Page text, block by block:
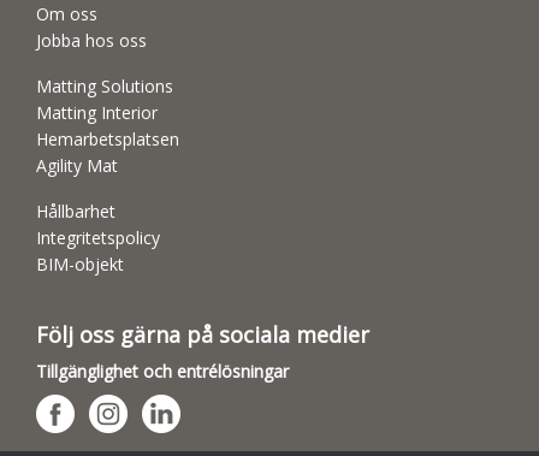
Om oss
Jobba hos oss
Matting Solutions
Matting Interior
Hemarbetsplatsen
Agility Mat
Hållbarhet
Integritetspolicy
BIM-objekt
Följ oss gärna på sociala medier
Tillgänglighet och entrélösningar